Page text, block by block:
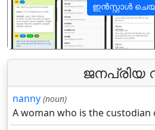
ഇൻസ്റ്റാൾ
पिछला
ജനപ്രിയ
nanny (noun)
A woman who is the custodian